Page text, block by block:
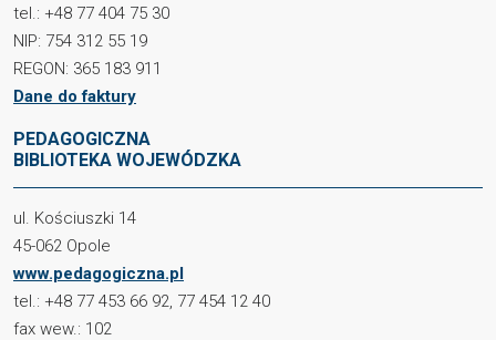
tel.: +48 77 404 75 30
NIP: 754 312 55 19
REGON: 365 183 911
Dane do faktury
PEDAGOGICZNA
BIBLIOTEKA WOJEWÓDZKA
ul. Kościuszki 14
45-062 Opole
www.pedagogiczna.pl
tel.: +48 77 453 66 92, 77 454 12 40
fax wew.: 102